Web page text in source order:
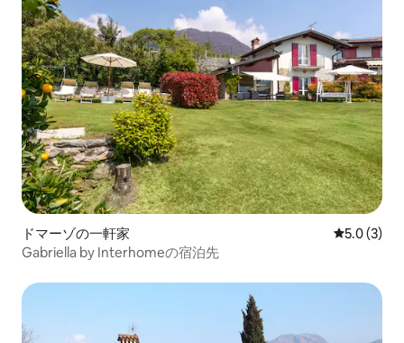
ドマーゾの一軒家 レビュー3
5.0 (3)
Gabriella by Interhomeの宿泊先